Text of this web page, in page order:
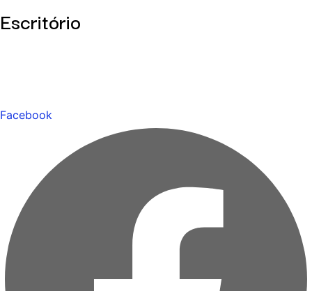
Escritório
Facebook